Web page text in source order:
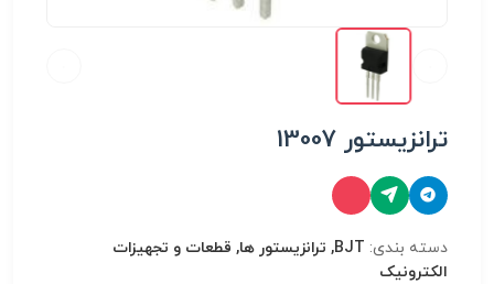
ترانزیستور 13007
دسته بندی:
BJT, ترانزیستور ها, قطعات و تجهیزات
الکترونیک